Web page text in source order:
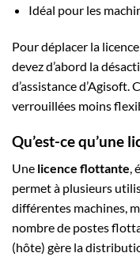
Idéal pour les
Pour déplacer la
devez d’abord la
d’assistance
verrouillées moins
Qu’est-ce qu’une
Une licence flottante,
permet à plusieurs
différentes machines,
nombre de postes
(hôte) gère la